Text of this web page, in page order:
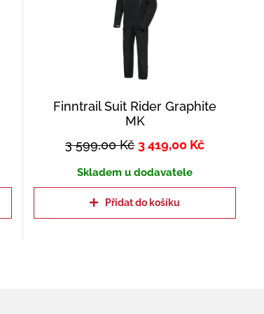
Finntrail Suit Rider Graphite
MK
3 599,00Kč 3 419,00 Kč
Skladem u dodavatele
Přidat do košíku